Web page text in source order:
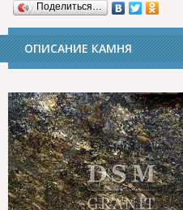
Поделиться…
ОПИСАНИЕ КАМНЯ